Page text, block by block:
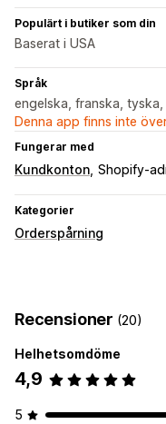
Populärt i butiker som din
Baserat i USA
Språk
engelska, franska,
Denna app finns inte
Fungerar med
Kundkonton Shopify-
Kategorier
Orderspårning
Instrumentpaneler
Recensioner (20)
Helhetsomdöme
4,9
5